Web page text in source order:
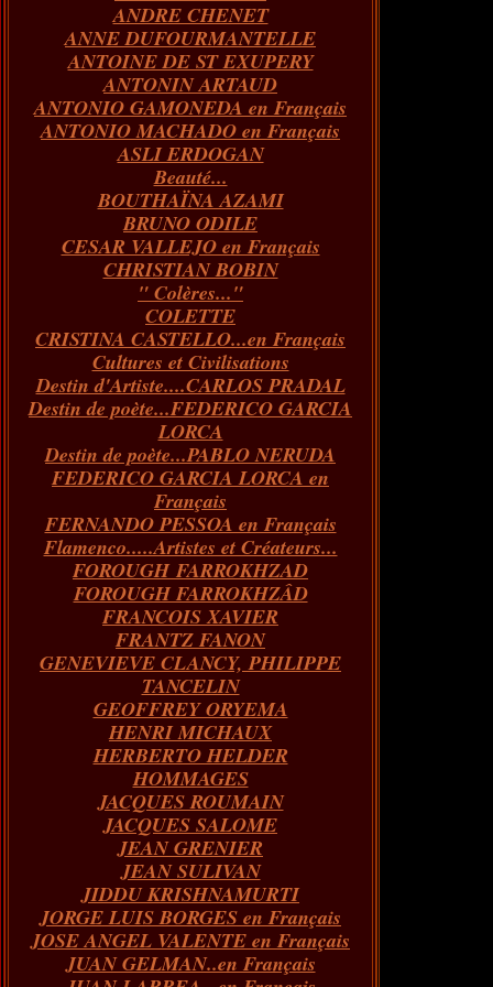
Janvier(60)
Février(68)
Janvier(86)
Mars(65)
Février(70)
Janvier(66)
Avril(76)
Mars(66)
Février(67)
Janvier(73)
Mai(82)
Avril(62)
Mars(66)
Février(55)
Janvier(43)
Juin(84)
Mai(89)
Avril(59)
Mars(73)
Février(54)
Janvier(51)
Juillet(72)
Juin(65)
Mai(97)
Avril(73)
Mars(100)
Février(146)
Janvier(124)
Août(40)
Juillet(31)
Juin(26)
ANDRE CHENET
ANNE DUFOURMANTELLE
ANTOINE DE ST EXUPERY
ANTONIN ARTAUD
ANTONIO GAMONEDA en Français
ANTONIO MACHADO en Français
ASLI ERDOGAN
Beauté...
BOUTHAÏNA AZAMI
BRUNO ODILE
CESAR VALLEJO en Français
CHRISTIAN BOBIN
" Colères..."
COLETTE
CRISTINA CASTELLO...en Français
Cultures et Civilisations
Destin d'Artiste....CARLOS PRADAL
Destin de poète...FEDERICO GARCIA
LORCA
Destin de poète...PABLO NERUDA
FEDERICO GARCIA LORCA en
Français
FERNANDO PESSOA en Français
Flamenco.....Artistes et Créateurs...
FOROUGH FARROKHZAD
FOROUGH FARROKHZÂD
FRANCOIS XAVIER
FRANTZ FANON
GENEVIEVE CLANCY, PHILIPPE
TANCELIN
GEOFFREY ORYEMA
HENRI MICHAUX
HERBERTO HELDER
HOMMAGES
JACQUES ROUMAIN
JACQUES SALOME
JEAN GRENIER
JEAN SULIVAN
JIDDU KRISHNAMURTI
JORGE LUIS BORGES en Français
JOSE ANGEL VALENTE en Français
JUAN GELMAN..en Français